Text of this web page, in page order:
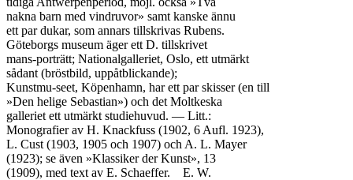
nakna barn med vindruvor» samt kanske ännu
ett par dukar, som annars tillskrivas Rubens.
Göteborgs museum äger ett D. tillskrivet
mans-porträtt; Nationalgalleriet, Oslo, ett utmärkt
sådant (bröstbild, uppåtblickande);
Kunstmu-seet, Köpenhamn, har ett par skisser (en till
»Den helige Sebastian») och det Moltkeska
galleriet ett utmärkt studiehuvud. — Litt.:
Monografier av H. Knackfuss (1902, 6 Aufl. 1923),
L. Cust (1903, 1905 och 1907) och A. L. Mayer
(1923); se även »Klassiker der Kunst», 13
(1909), med text av E. Schaeffer.	E. W.